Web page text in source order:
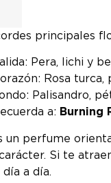
principales
Pera, lichi y
Rosa
Palisandro,
a: Burning
un perfume
Si te
a día.